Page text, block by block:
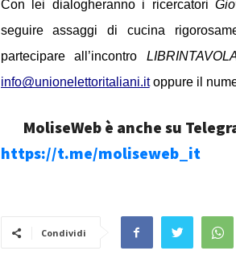
Con lei dialogheranno i ricercatori
seguire assaggi di cucina
partecipare all’incontro
info@unionelettoritaliani.it oppure il
MoliseWeb è anche su
https://t.me/moliseweb_it
Condividi